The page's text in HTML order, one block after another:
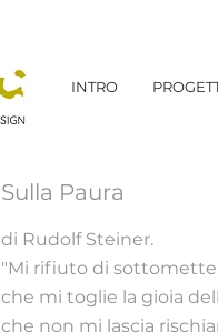
INTRO
Sulla Paura
di Rudolf Steiner.
"Mi rifiuto di
che mi toglie la gioia
che non mi lascia